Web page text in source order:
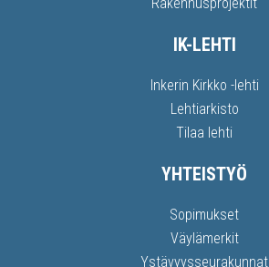
IK-LEHTI
Inkerin Kirkko -lehti
Lehtiarkisto
Tilaa lehti
YHTEISTYÖ
Sopimukset
Väylämerkit
Ystävyysseurakunnat